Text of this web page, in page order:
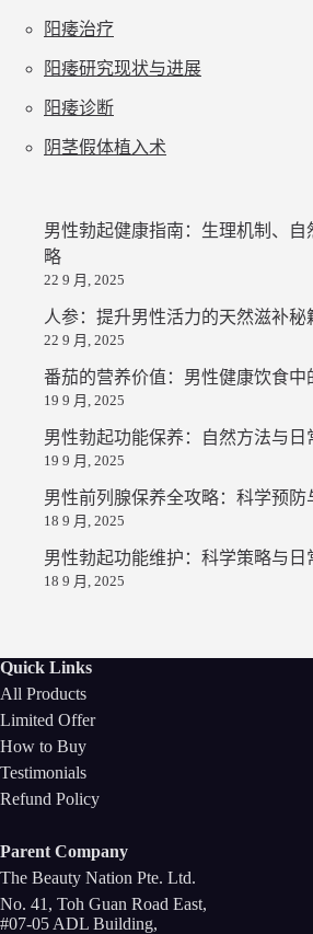
阳痿治疗
阳痿研究现状与进展
阳痿诊断
阴茎假体植入术
男性勃起健康指南：生理机制、自
略
22 9 月, 2025
人参：提升男性活力的天然滋补秘
22 9 月, 2025
番茄的营养价值：男性健康饮食中
19 9 月, 2025
男性勃起功能保养：自然方法与日
19 9 月, 2025
男性前列腺保养全攻略：科学预防
18 9 月, 2025
男性勃起功能维护：科学策略与日
18 9 月, 2025
Quick Links
All Products
Limited Offer
How to Buy
Testimonials
Refund Policy
Parent Company
The Beauty Nation Pte. Ltd.
No. 41, Toh Guan Road East,
#07-05 ADL Building,